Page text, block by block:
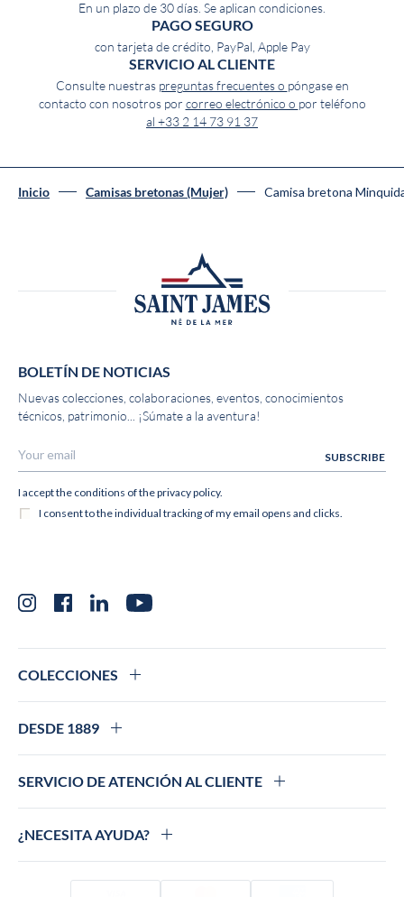
En un plazo de 30 días. Se aplican condiciones.
PAGO SEGURO
con tarjeta de crédito, PayPal, Apple Pay
SERVICIO AL CLIENTE
Consulte nuestras preguntas frecuentes o póngase en
contacto con nosotros por correo electrónico o por teléfono
al +33 2 14 73 91 37
Inicio Camisas bretonas (Mujer) Camisa bretona
BOLETÍN DE NOTICIAS
Nuevas colecciones, colaboraciones, eventos, conocimientos
técnicos, patrimonio... ¡Súmate a la aventura!
InstagramFacebookLinkedInYouTube
COLECCIONES
DESDE 1889
SERVICIO DE ATENCIÓN AL CLIENTE
¿NECESITA AYUDA?
Visado Mastercard Amex